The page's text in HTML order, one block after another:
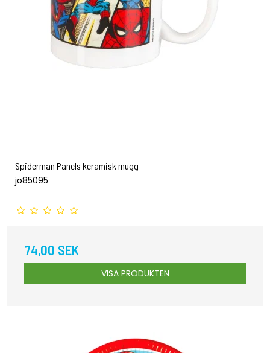
Spiderman Panels keramisk mugg
jo85095
74,00 SEK
VISA PRODUKTEN